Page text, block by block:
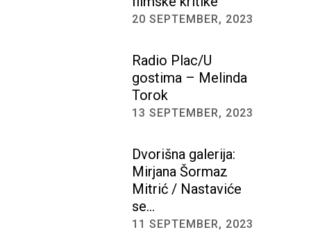
20 SEPTEMBER, 2023
Radio Plac/U
gostima – Melinda
Torok
13 SEPTEMBER, 2023
Dvorišna galerija:
Mirjana Šormaz
Mitrić / Nastaviće
se…
11 SEPTEMBER, 2023